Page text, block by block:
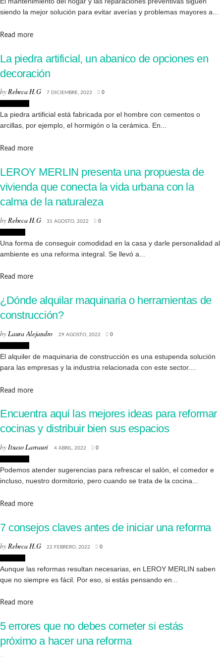
siendo la mejor solución para evitar averías y problemas mayores a...
Read moreDetails
La piedra artificial, un abanico de opciones en
decoración
byRebeca H.G 7 DICIEMBRE, 2022 0
La piedra artificial está fabricada por el hombre con cementos o
arcillas, por ejemplo, el hormigón o la cerámica. En...
Read moreDetails
LEROY MERLIN presenta una propuesta de
vivienda que conecta la vida urbana con la
calma de la naturaleza
by Rebeca H.G 31 AGOSTO, 2022 0
Una forma de conseguir comodidad en la casa y darle personalidad al
ambiente es una reforma integral. Se llevó a...
Read moreDetails
¿Dónde alquilar maquinaria o herramientas de
construcción?
byLaura Alejandro 29 AGOSTO, 2022 0
El alquiler de maquinaria de construcción es una estupenda solución
para las empresas y la industria relacionada con este sector....
Read moreDetails
Encuentra aquí las mejores ideas para reformar
cocinas y distribuir bien sus espacios
byItsaso Larrauri 4 ABRIL, 2022 0
Podemos atender sugerencias para refrescar el salón, el comedor e
incluso, nuestro dormitorio, pero cuando se trata de la cocina...
Read moreDetails
7 consejos claves antes de iniciar una reforma
by Rebeca H.G 22 FEBRERO, 2022 0
Aunque las reformas resultan necesarias, en LEROY MERLIN saben
que no siempre es fácil. Por eso, si estás pensando en...
Read moreDetails
5 errores que no debes cometer si estás
próximo a hacer una reforma